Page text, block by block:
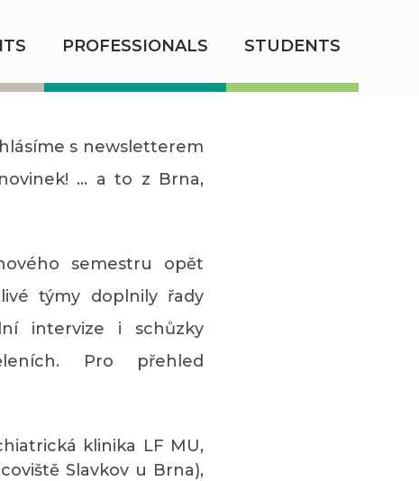
PROFESSIONALS STUDENTS
s newsletterem
... a to z Brna,
semestru opět
týmy doplnily řady
intervize i schůzky
Pro přehled
klinika LF MU,
Slavkov u Brna),